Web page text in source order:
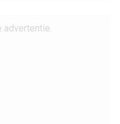
advertentie.